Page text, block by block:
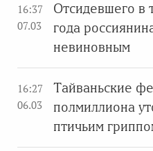
16:37
07.03
Отсидевшего в
года
невиновным
16:27
06.03
Тайваньские
полмиллиона
птичьим